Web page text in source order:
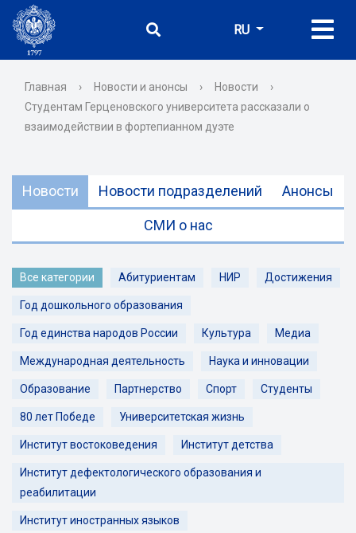
RU
Главная › Новости и анонсы › Новости
›
Студентам Герценовского университета рассказали о
взаимодействии в фортепианном дуэте
Новости Новости подразделений Анонсы
СМИ о нас
Все категории Абитуриентам НИР Достижения
Год дошкольного образования
Год единства народов России Культура Медиа
Международная деятельность Наука и инновации
Образование Партнерство Спорт Студенты
80 лет Победе Университетская жизнь
Институт востоковедения Институт детства
Институт дефектологического образования и
реабилитации
Институт иностранных языков